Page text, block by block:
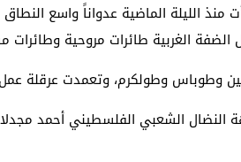
منذ الليلة الماضية عدواناً واسع
الغربية طائرات مروحية وطائرات
وطوباس وطولكرم، وتعمدت عرقلة
الشعبي الفلسطيني أحمد